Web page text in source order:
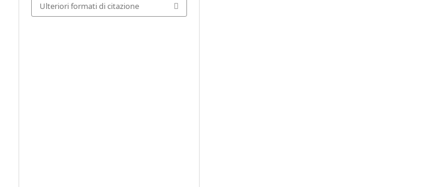
Ulteriori formati di citazione